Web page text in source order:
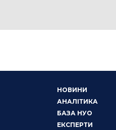
НОВИНИ
АНАЛІТИКА
БАЗА НУО
ЕКСПЕРТИ